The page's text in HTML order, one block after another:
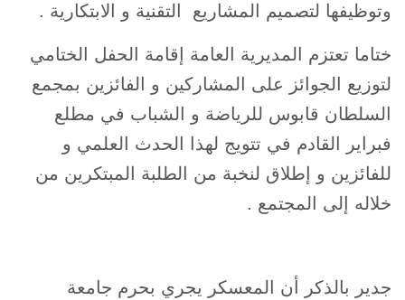
وتوظيفها لتصميم المشاريع التقنية و الابتكارية .
ختاما تعتزم المديرية العامة إقامة الحفل الختامي
لتوزيع الجوائز على المشاركين و الفائزين بمجمع
السلطان قابوس للرياضة و الشباب في مطلع
فبراير القادم في تتويج لهذا الحدث العلمي و
للفائزين و إطلاق لنخبة من الطلبة المبتكرين من
خلاله إلى المجتمع .
جدير بالذكر أن المعسكر يجري بحرم جامعة